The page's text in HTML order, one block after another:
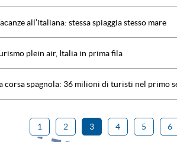
all’italiana: stessa spiaggia stesso mare
plein air, Italia in prima fila
corsa spagnola: 36 milioni di turisti nel primo
1 2 3 4 5 6